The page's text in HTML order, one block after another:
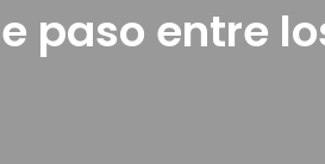
paso entre